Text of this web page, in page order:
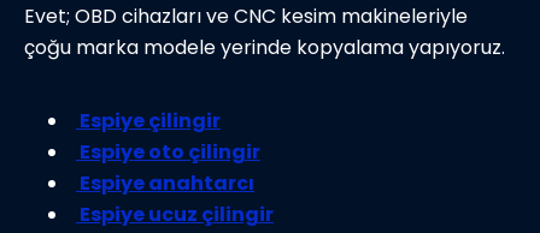
Evet; OBD cihazları ve CNC kesim makineleriyle
çoğu marka modele yerinde kopyalama yapıyoruz.
Espiye çilingir
Espiye oto çilingir
Espiye anahtarcı
Espiye ucuz çilingir